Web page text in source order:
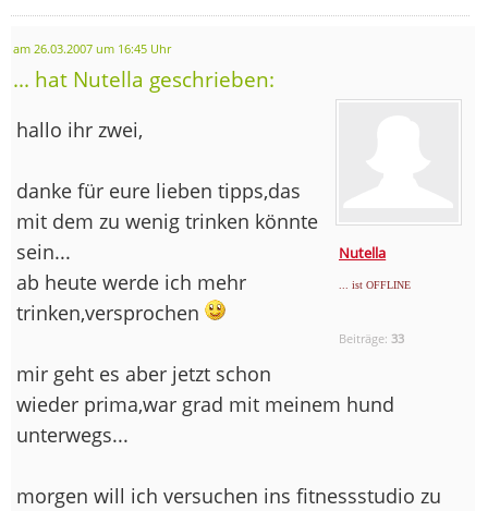
am 26.03.2007 um 16:45 Uhr
... hat Nutella geschrieben:
Nutella
... ist OFFLINE
Beiträge:33
hallo ihr zwei,
danke für eure lieben tipps,das
mit dem zu wenig trinken könnte
sein...
ab heute werde ich mehr
trinken,versprochen
mir geht es aber jetzt schon
wieder prima,war grad mit meinem hund
unterwegs...
morgen will ich versuchen ins fitnessstudio zu